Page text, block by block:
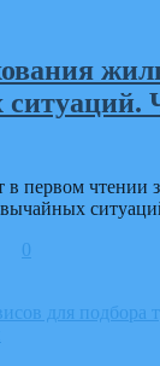
первом чтении
0